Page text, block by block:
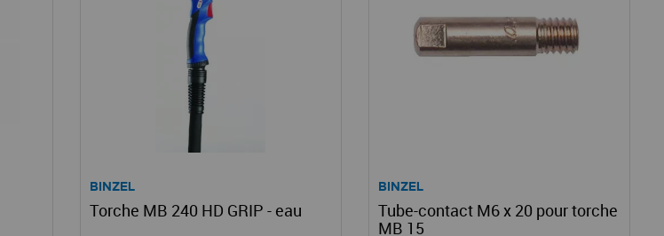
BINZEL
Torche MB 240 HD GRIP - eau
BINZEL
Tube-contact M6 x 20 pour torche
MB 15